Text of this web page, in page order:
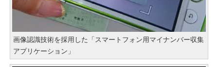
画像認識技術を採用した「スマートフォン用マイナンバー収集
アプリケーション」